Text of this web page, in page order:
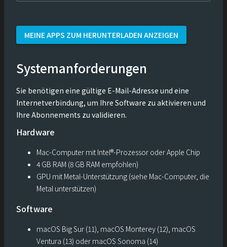
MEINE APPS ZUM HERUNTERLADEN ANZEIGEN
Systemanforderungen
Sie benötigen eine gültige E-Mail-Adresse und eine
Internetverbindung, um Ihre Software zu aktivieren und
Ihre Abonnements zu validieren.
Hardware
Mac-Computer mit Intel®-Prozessor oder Apple Chip
4 GB RAM (8 GB RAM empfohlen)
GPU mit Metal-Unterstützung (siehe Mac-Computer, die
Metal unterstützen)
Software
macOS Big Sur (11), macOS Monterey (12), macOS
Ventura (13) oder macOS Sonoma (14)